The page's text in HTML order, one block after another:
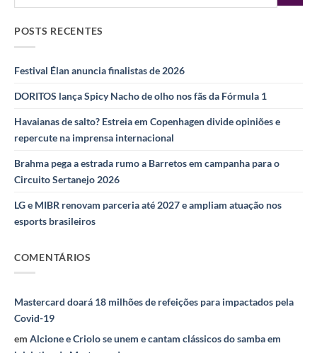
POSTS RECENTES
Festival Élan anuncia finalistas de 2026
DORITOS lança Spicy Nacho de olho nos fãs da Fórmula 1
Havaianas de salto? Estreia em Copenhagen divide opiniões e
repercute na imprensa internacional
Brahma pega a estrada rumo a Barretos em campanha para o
Circuito Sertanejo 2026
LG e MIBR renovam parceria até 2027 e ampliam atuação nos
esports brasileiros
COMENTÁRIOS
Mastercard doará 18 milhões de refeições para impactados pela
Covid-19
em Alcione e Criolo se unem e cantam clássicos do samba em